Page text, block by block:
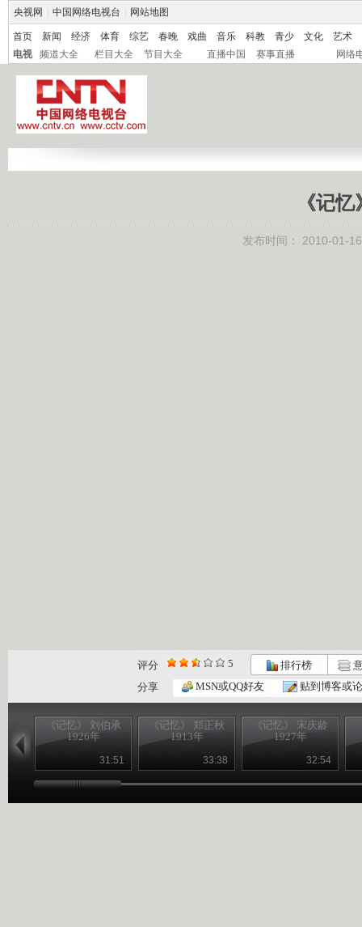
央视网 中国网络电视台 网站地图
首页 新闻 经济 体育 综艺 春晚 戏曲 音乐 科教 青少 文化
艺术
电视
频道大全 栏目大全 节目大全 直播中国 赛事直播 网络
《记
发布时间： 2010-01-
评分 5 排行榜
分享
MSN或QQ好友 贴到博客或
《记忆》 刘伯承
1926年
31:51
《记忆》 郑正秋
1913年
33:38
《记忆》 宋庆龄
1927年
32:54